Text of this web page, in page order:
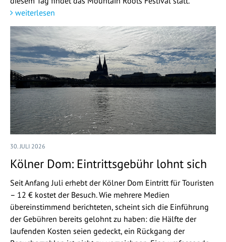
weiterlesen
30. JULI 2026
Kölner Dom: Eintrittsgebühr lohnt sich
Seit Anfang Juli erhebt der Kölner Dom Eintritt für Touristen
– 12 € kostet der Besuch. Wie mehrere Medien
übereinstimmend berichteten, scheint sich die Einführung
der Gebühren bereits gelohnt zu haben: die Hälfte der
laufenden Kosten seien gedeckt, ein Rückgang der